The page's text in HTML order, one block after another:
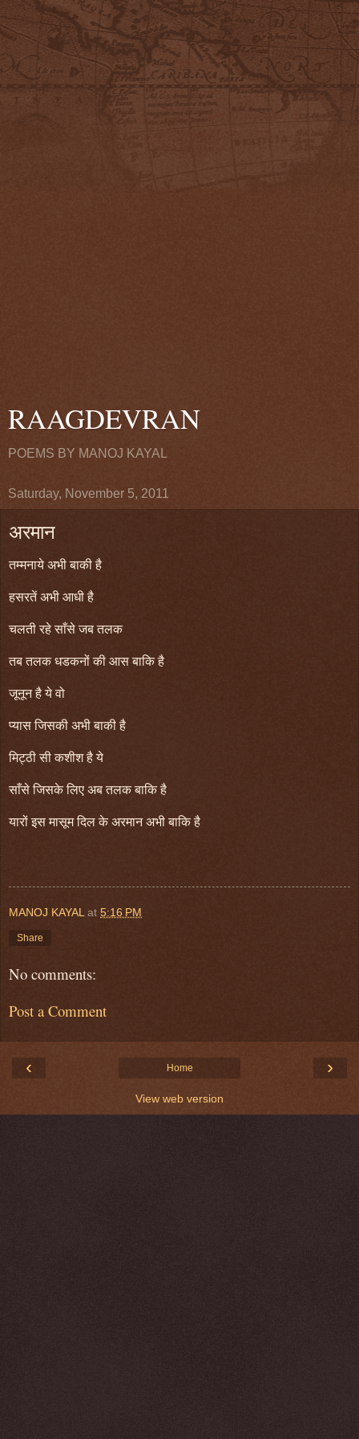
RAAGDEVRAN
POEMS BY MANOJ KAYAL
Saturday, November 5, 2011
अरमान
तम्मनाये अभी बाकी है
हसरतें अभी आधी है
चलती रहे साँसे जब तलक
तब तलक धडकनों की आस बाकि है
जूनून है ये वो
प्यास जिसकी अभी बाकी है
मिट्ठी सी कशीश है ये
साँसे जिसके लिए अब तलक बाकि है
यारों इस मासूम दिल के अरमान अभी बाकि है
MANOJ KAYAL at 5:16 PM
Share
No comments:
Post a Comment
‹ ›
Home
View web version